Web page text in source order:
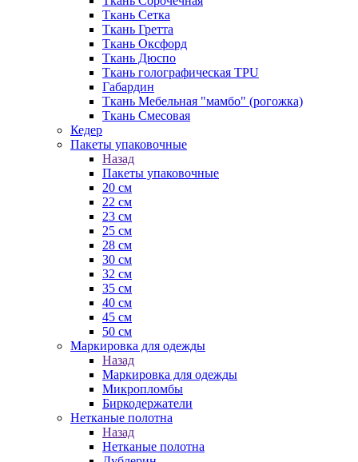
Ткань Сетка
Ткань Гретта
Ткань Оксфорд
Ткань Дюспо
Ткань голографическая TPU
Габардин
Ткань Мебельная "мамбо" (рогожка)
Ткань Смесовая
Кедер
Пакеты упаковочные
Назад
Пакеты упаковочные
20 см
22 см
23 см
25 см
28 см
30 см
32 см
35 см
40 см
45 см
50 см
Маркировка для одежды
Назад
Маркировка для одежды
Микропломбы
Биркодержатели
Нетканые полотна
Назад
Нетканые полотна